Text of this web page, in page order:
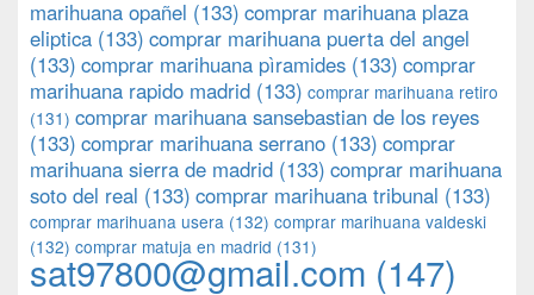
marihuana opañel (133) comprar marihuana plaza
eliptica (133) comprar marihuana puerta del angel
(133) comprar marihuana pìramides (133) comprar
marihuana rapido madrid (133) comprar marihuana retiro
(131) comprar marihuana sansebastian de los reyes
(133) comprar marihuana serrano (133) comprar
marihuana sierra de madrid (133) comprar marihuana
soto del real (133) comprar marihuana tribunal (133)
comprar marihuana usera (132) comprar marihuana valdeski
(132) comprar matuja en madrid (131)
sat97800@gmail.com (147)